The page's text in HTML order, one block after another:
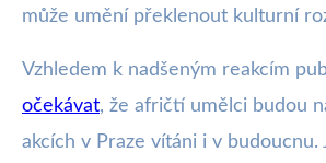
může umění překlenout kulturní
Vzhledem k nadšeným reakcím
očekávat, že afričtí umělci budou
akcích v Praze vítáni i v budoucnu.